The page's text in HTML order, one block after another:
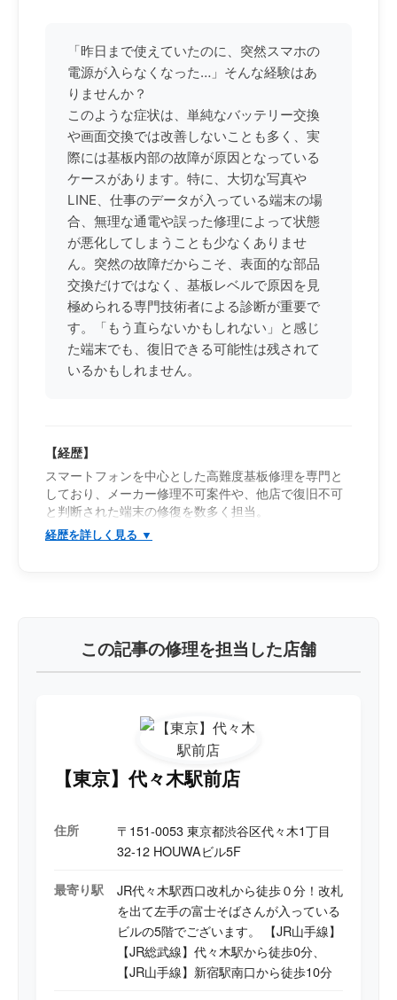
「昨日まで使えていたのに、突然スマホの
電源が入らなくなった…」そんな経験はあ
りませんか？
このような症状は、単純なバッテリー交換
や画面交換では改善しないことも多く、実
際には基板内部の故障が原因となっている
ケースがあります。特に、大切な写真や
LINE、仕事のデータが入っている端末の場
合、無理な通電や誤った修理によって状態
が悪化してしまうことも少なくありませ
ん。突然の故障だからこそ、表面的な部品
交換だけではなく、基板レベルで原因を見
極められる専門技術者による診断が重要で
す。「もう直らないかもしれない」と感じ
た端末でも、復旧できる可能性は残されて
いるかもしれません。
【経歴】
スマートフォンを中心とした高難度基板修理を専門と
しており、メーカー修理不可案件や、他店で復旧不可
と判断された端末の修復を数多く担当。
iPhone・Androidを問わず幅広い機種に対応し、一般的
基板上の電圧ライン解析、リーク調査、ショート箇所
ボールや移植作業にも対応。
回路図・情報が少ない機種においても、実測値や回路
推測から故障箇所を絞り込み、データ保持を前提とし
た復旧を得意としている。
た端末でも、最後まで可能性を追求し、復旧へ繋げる
高度な基板修理技術を強みとしている。
この記事の修理を担当した店舗
【東京】代々木駅前店
住所
〒151-0053 東京都渋谷区代々木1丁目
32-12 HOUWAビル5F
最寄り駅
JR代々木駅西口改札から徒歩０分！改札
を出て左手の富士そばさんが入っている
ビルの5階でございます。 【JR山手線】
【JR総武線】代々木駅から徒歩0分、
【JR山手線】新宿駅南口から徒歩10分